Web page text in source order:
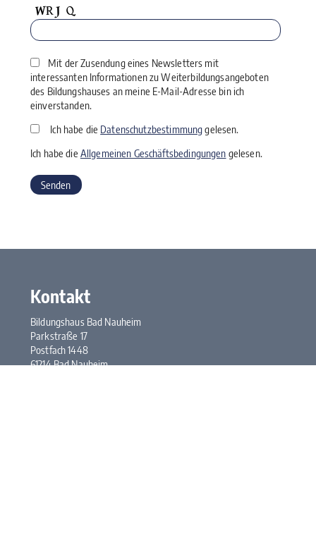
Mit der Zusendung eines Newsletters mit
interessanten Informationen zu Weiterbildungsangeboten
des Bildungshauses an meine E-Mail-Adresse bin ich
einverstanden.
Ich habe die Datenschutzbestimmunggelesen.
Ich habe die Allgemeinen Geschäftsbedingungen gelesen.
Kontakt
Bildungshaus Bad Nauheim
Parkstraße 17
Postfach 1448
61214 Bad Nauheim